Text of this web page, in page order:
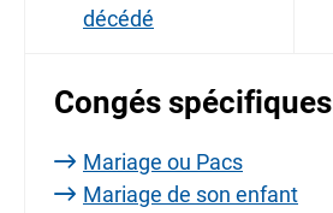
décédé
Congés spécifiques
Mariage ou Pacs
Mariage de son enfant